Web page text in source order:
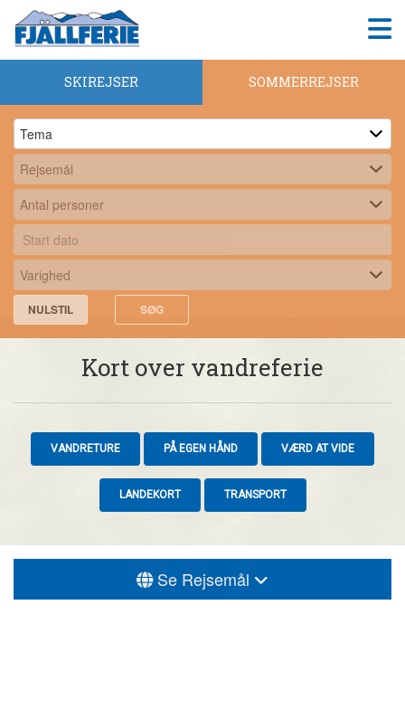
SKIREJSER SOMMERREJSER
NULSTIL SØG
Kort over vandreferie
VANDRETURE PÅ EGEN HÅND VÆRD AT VIDE
LANDEKORT TRANSPORT
Se Rejsemål